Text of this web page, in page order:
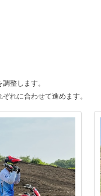
整します。
れに合わせて進めます。